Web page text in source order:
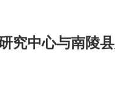
究中心与南陵